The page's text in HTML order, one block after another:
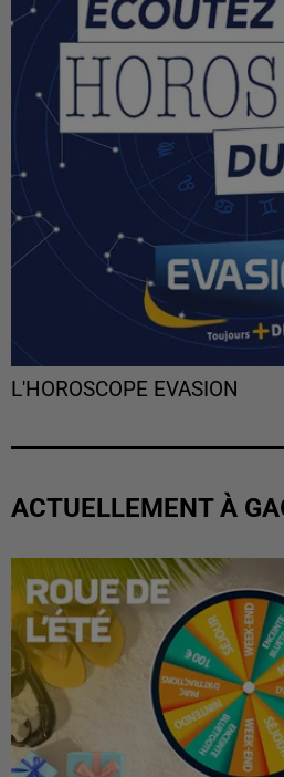
L'HOROSCOPE EVASION
ACTUELLEMENT À